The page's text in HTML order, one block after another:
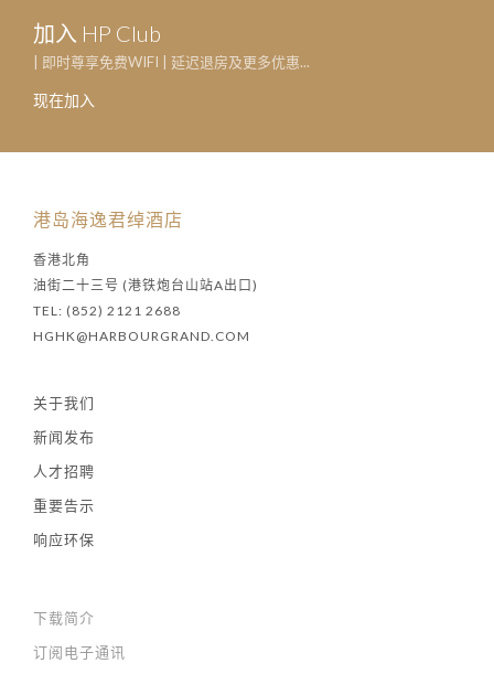
加入 HP Club
| 即时尊享免费WIFI | 延迟退房及更多优惠...
现在加入
港岛海逸君绰酒店
香港北角
油街二十三号 (港铁炮台山站A出口)
TEL: (852) 2121 2688
HGHK@HARBOURGRAND.COM
关于我们
新闻发布
人才招聘
重要告示
响应环保
下载简介
订阅电子通讯